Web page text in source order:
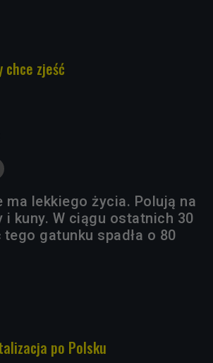
chce zjeść
ma lekkiego życia. Polują na
i kuny. W ciągu ostatnich 30
gatunku spadła o 80
po Polsku